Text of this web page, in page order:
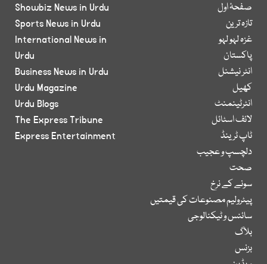
صفحۂ اول
تازہ ترین
غزہ لہو لہو
پاکستان
انٹر نیشنل
کھیل
انٹرٹینمنٹ
لائف اسٹائل
ٹاپ ٹرینڈ
دلچسپ و عجیب
صحت
سونے کے نرخ
پیٹرولیم مصنوعات کی قیمتیں
سائنس و ٹیکنالوجی
بلاگ
بزنس
Showbiz News in Urdu
Sports News in Urdu
International News in
Urdu
Business News in Urdu
Urdu Magazine
Urdu Blogs
The Express Tribune
Express Entertainment